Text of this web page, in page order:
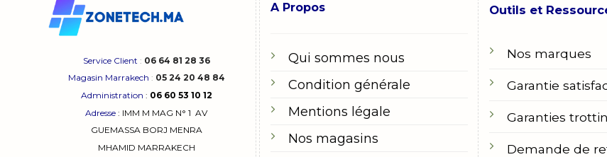
Service Client : 06 64 81 28 36
Magasin Marrakech : 05 24 20 48 84
Administration : 06 60 53 10 12
Adresse : IMM M MAG N° 1AV
GUEMASSA BORJ MENRA
MHAMID MARRAKECH
A Propos
Qui sommes nous
Condition générale
Mentions légale
Nos magasins
Outils et
Nos marques
Garantie
Garanties
Demande de